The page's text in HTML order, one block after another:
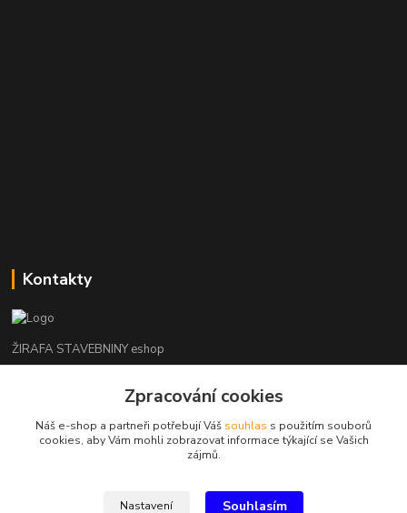
Kontakty
ŽIRAFA STAVEBNINY eshop
+420 312 685 342
kladno@zirafa-stavebniny.cz
Zpracování cookies
Náš e-shop a partneři potřebují Váš souhlas s použitím souborů
cookies, aby Vám mohli zobrazovat informace týkající se Vašich
zájmů.
Nastavení Souhlasím